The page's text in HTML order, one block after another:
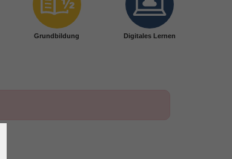
Grundbildung Digitales Lernen